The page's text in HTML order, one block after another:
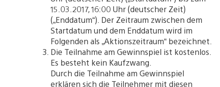
15.03.2017, 16:00 Uhr (deutscher Zeit)
(„Enddatum“). Der Zeitraum zwischen dem
Startdatum und dem Enddatum wird im
Folgenden als „Aktionszeitraum“ bezeichnet.
Die Teilnahme am Gewinnspiel ist kostenlos.
Es besteht kein Kaufzwang.
Durch die Teilnahme am Gewinnspiel
erklären sich die Teilnehmer mit diesen